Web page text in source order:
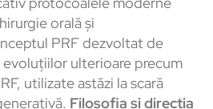
orală și
PRF dezvoltat de
evoluțiilor ulterioare precum
utilizate astăzi la scară
Filosofia și direcția